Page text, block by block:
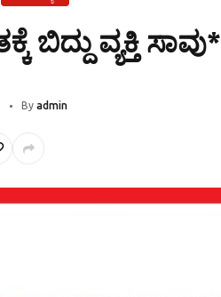
ಬಿದ್ದು ವ್ಯಕ್ತಿ ಸಾವು*
By admin